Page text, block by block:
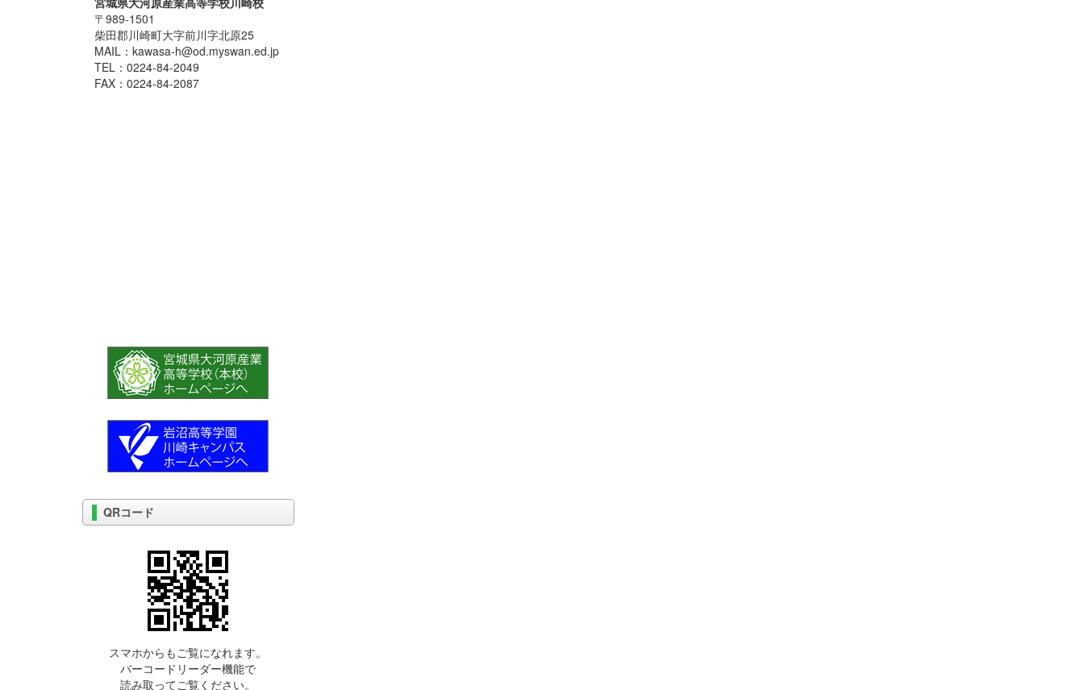
〒989-1501
柴田郡川崎町大字前川字北原25
MAIL：kawasa-h@od.myswan.ed.jp
TEL：0224-84-2049
FAX：0224-84-2087
QRコード
スマホからもご覧になれます。
バーコードリーダー機能で
読み取ってご覧ください。